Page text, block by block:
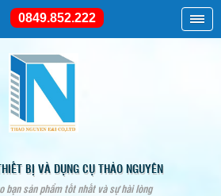
BỊ VÀ DỤNG CỤ THẢO NGUYÊN
bạn sản phẩm tốt nhất và sự hài lòng
0849.852.222